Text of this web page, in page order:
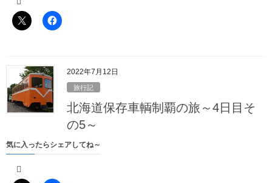
1階に降りた私の目にまず最初に飛びこんできたのは
2022年7月12日
旅行記
北海道保存車輌制覇の旅～4日目そ
の5～
気に入ったらシェアしてね～